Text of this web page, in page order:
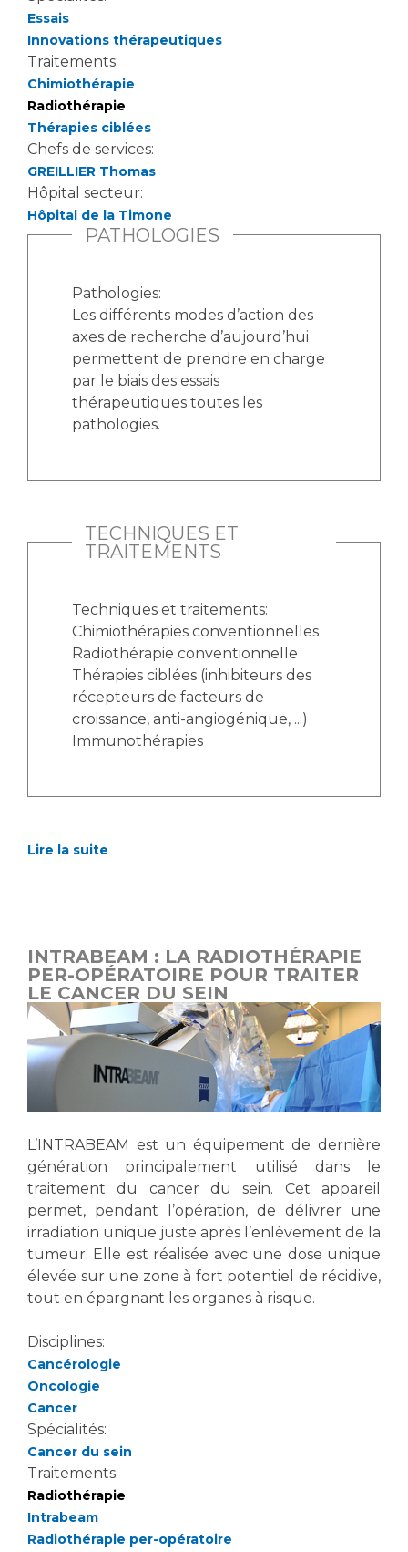
Essais
Innovations thérapeutiques
Traitements:
Chimiothérapie
Radiothérapie
Thérapies ciblées
Chefs de services:
GREILLIER Thomas
Hôpital secteur:
Hôpital de la Timone
PATHOLOGIES
Pathologies:
Les différents modes d’action des
axes de recherche d’aujourd’hui
permettent de prendre en charge
par le biais des essais
thérapeutiques toutes les
pathologies.
TECHNIQUES ET
TRAITEMENTS
Techniques et traitements:
Chimiothérapies conventionnelles
Radiothérapie conventionnelle
Thérapies ciblées (inhibiteurs des
récepteurs de facteurs de
croissance, anti-angiogénique, ...)
Immunothérapies
Lire la suite
INTRABEAM : LA RADIOTHÉRAPIE
PER-OPÉRATOIRE POUR TRAITER
LE CANCER DU SEIN
L’INTRABEAM est un équipement de dernière
génération principalement utilisé dans le
traitement du cancer du sein. Cet appareil
permet, pendant l’opération, de délivrer une
irradiation unique juste après l’enlèvement de la
tumeur. Elle est réalisée avec une dose unique
élevée sur une zone à fort potentiel de récidive,
tout en épargnant les organes à risque.
Disciplines:
Cancérologie
Oncologie
Cancer
Spécialités:
Cancer du sein
Traitements:
Radiothérapie
Intrabeam
Radiothérapie per-opératoire